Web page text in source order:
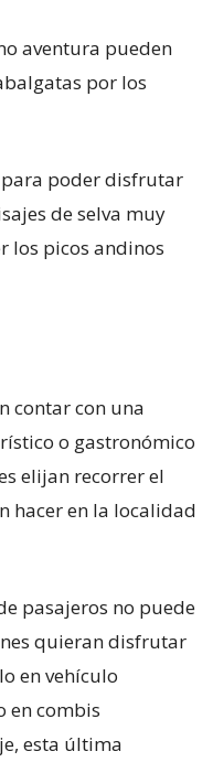
aventura pueden
por los
para poder disfrutar
de selva muy
los picos andinos
contar con una
o gastronómico
elijan recorrer el
hacer en la localidad
pasajeros no puede
quieran disfrutar
en vehículo
en combis
esta última